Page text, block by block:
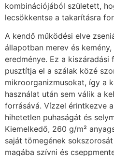
kombinációjából született,
lecsökkentse a takarításra
A kendő működési elve
állapotban merev és
eredménye. Ez a
pusztítja el a szálak közé
mikroorganizmusokat, így a
használat után sem válik a
forrásává. Vízzel érintkezve
hihetetlen puhaságát és
Kiemelkedő, 260 g/m²
saját tömegének
magába szívni és